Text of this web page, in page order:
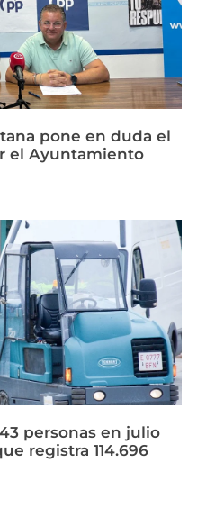
pone en duda el
el Ayuntamiento
personas en julio
registra 114.696